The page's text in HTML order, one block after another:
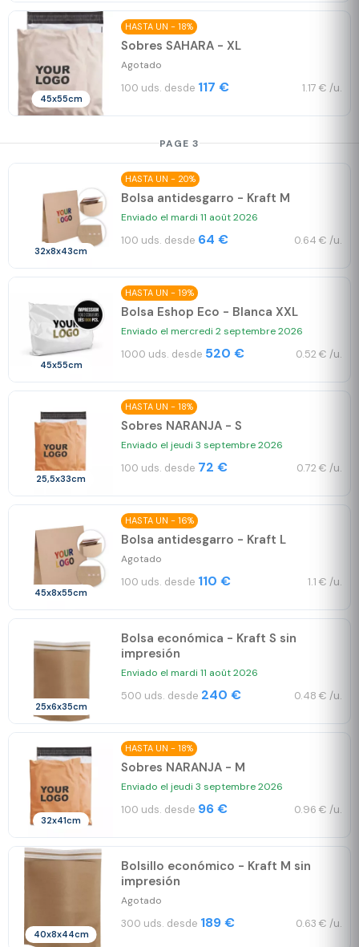
45x55cm
HASTA UN - 18%
Sobres SAHARA - XL
Agotado
100 uds. desde 117 € 1.17 € /u.
PAGE 3
32x8x43cm
HASTA UN - 20%
Bolsa antidesgarro - Kraft M
Enviado el mardi 11 août 2026
100 uds. desde 64 € 0.64 € /u.
45x55cm
HASTA UN - 19%
Bolsa Eshop Eco - Blanca XXL
Enviado el mercredi 2 septembre 2026
1000 uds. desde 520 € 0.52 € /u.
25,5x33cm
HASTA UN - 18%
Sobres NARANJA - S
Enviado el jeudi 3 septembre 2026
100 uds. desde 72 € 0.72 € /u.
45x8x55cm
HASTA UN - 16%
Bolsa antidesgarro - Kraft L
Agotado
100 uds. desde 110 € 1.1 € /u.
25x6x35cm
Bolsa económica - Kraft S sin
impresión
Enviado el mardi 11 août 2026
500 uds. desde 240 € 0.48 € /u.
32x41cm
HASTA UN - 18%
Sobres NARANJA - M
Enviado el jeudi 3 septembre 2026
100 uds. desde 96 € 0.96 € /u.
40x8x44cm
Bolsillo económico - Kraft M sin
impresión
Agotado
300 uds. desde 189 € 0.63 € /u.